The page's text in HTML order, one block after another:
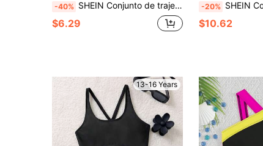
-40% SHEIN Conjunto de traje de baño para chica adolescente, vacaciones de verano en la playa, top de un solo hombro de punto texturizado hueco color marfil, bragas de bikini triangulares. Conjunto de traje de baño casual para vacaciones, conjunto de traje de baño para vacaciones, playa / vacaciones
$6.29
-20% SHEIN Conjunto de 2 piezas de traje de baño de
$10.62
13-16 Years